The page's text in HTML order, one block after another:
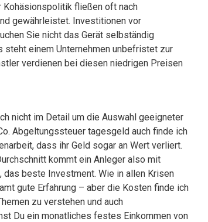
Kohäsionspolitik fließen oft nach
gewährleistet. Investitionen vor
Sie nicht das Gerät selbständig
steht einem Unternehmen unbefristet zur
verdienen bei diesen niedrigen Preisen
nicht im Detail um die Auswahl geeigneter
Abgeltungssteuer tagesgeld auch finde ich
dass ihr Geld sogar an Wert verliert.
kommt ein Anleger also mit
das beste Investment. Wie in allen Krisen
gute Erfahrung – aber die Kosten finde ich
zu verstehen und auch
Du ein monatliches festes Einkommen von